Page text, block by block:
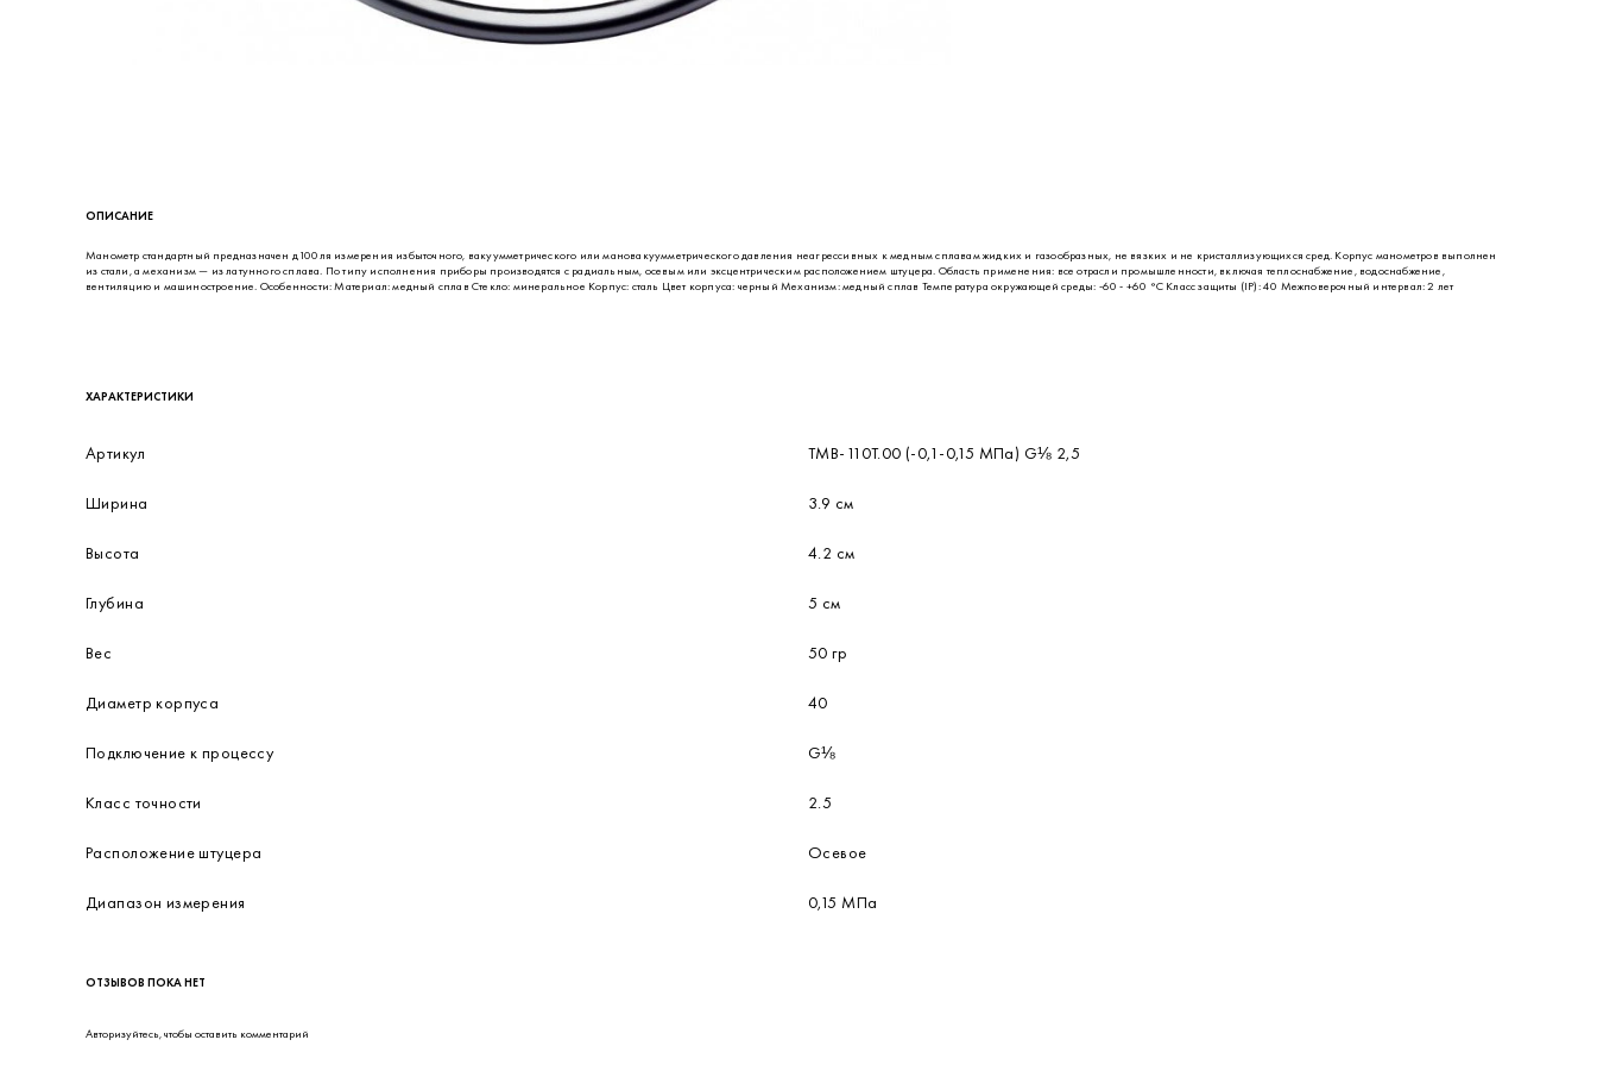
ОПИСАНИЕ
Манометр стандартный предназначен д100ля измерения избыточного, вакуумметрического или мановакуумметрического давления неагрессивных к медным сплавам жидких и газообразных, не вязких и не кристаллизующихся сред. Корпус манометров выполнен
из стали, а механизм — из латунного сплава. По типу исполнения приборы производятся с радиальным, осевым или эксцентрическим расположением штуцера. Область применения: все отрасли промышленности, включая теплоснабжение, водоснабжение,
вентиляцию и машиностроение. Особенности: Материал: медный сплав Стекло: минеральное Корпус: сталь Цвет корпуса: черный Механизм: медный сплав Температура окружающей среды: -60 - +60 °C Класс защиты (IP): 40 Межповерочный интервал: 2 лет
ХАРАКТЕРИСТИКИ
Артикул ТМВ-110Т.00 (-0,1-0,15 МПа) G⅛ 2,5
Ширина 3.9 см
Высота 4.2 см
Глубина 5 см
Вес 50 гр
Диаметр корпуса 40
Подключение к процессу G⅛
Класс точности 2.5
Расположение штуцера Осевое
Диапазон измерения 0,15 МПа
ОТЗЫВОВ ПОКА НЕТ
Авторизуйтесь, чтобы оставить комментарий